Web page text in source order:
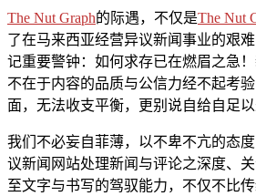
The Nut Graph的际遇，不仅是The Nut
了在马来西亚经营异议新闻事业的艰
记重要警钟：如何求存已在燃眉之急！
不在于内容的品质与公信力经不起考
面，无法收支平衡，更别说自给自足以
我们不必妄自菲薄，以不卑不亢的态
议新闻网站处理新闻与评论之深度、
至文字与书写的驾驭能力，不仅不比